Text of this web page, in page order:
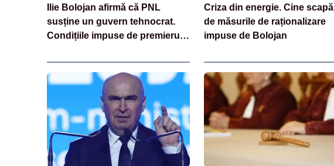
Ilie Bolojan afirmă că PNL
susține un guvern tehnocrat.
Condițiile impuse de premierul
Criza din energie. Cine scapă
de măsurile de raționalizare
impuse de Bolojan